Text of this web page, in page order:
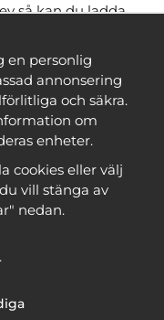
så kan du ladda
många
Du ser vilka som
.
Kattens AB
en personlig
annonsering
och säkra.
om
enheter.
cookies eller välj
vill stänga av
nedan.